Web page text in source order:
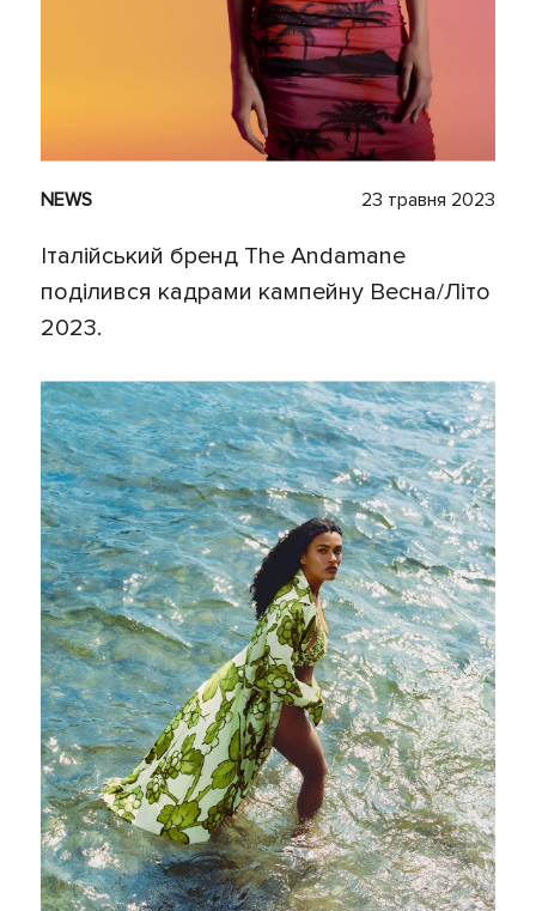
NEWS 23 травня 2023
Італійський бренд The Andamane
поділився кадрами кампейну Весна/Літо
2023.